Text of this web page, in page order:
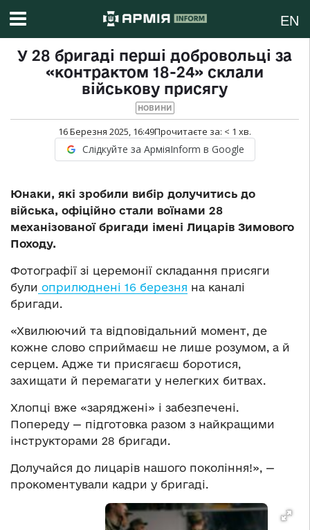
EN
У 28 бригаді перші добровольці за
«контрактом 18-24» склали
військову присягу
НОВИНИ
16 Березня 2025, 16:49Прочитаєте за: < 1 хв.
Слідкуйте за АрміяInform в Google
Юнаки, які зробили вибір долучитись до
війська, офіційно стали воїнами 28
механізованої бригади імені Лицарів Зимового
Походу.
Фотографії зі церемонії складання присяги
були оприлюднені 16 березня на каналі
бригади.
«Хвилюючий та відповідальний момент, де
кожне слово сприймаєш не лише розумом, а й
серцем. Адже ти присягаєш боротися,
захищати й перемагати у нелегких битвах.
Хлопці вже «заряджені» і забезпечені.
Попереду — підготовка разом з найкращими
інструкторами 28 бригади.
Долучайся до лицарів нашого покоління!», —
прокоментували кадри у бригаді.